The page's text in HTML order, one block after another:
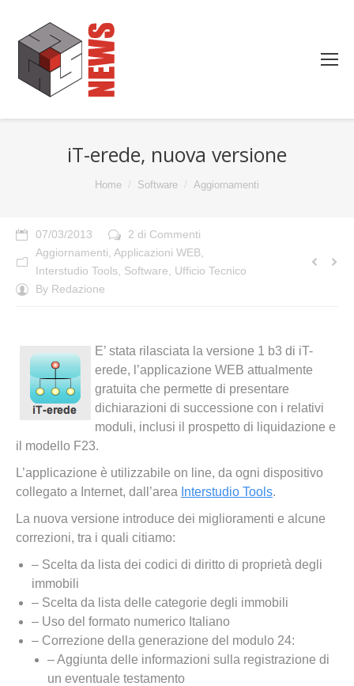
iT-erede, nuova versione
Home Software Aggiornamenti
07/03/2013
2 di Commenti
Aggiornamenti Applicazioni WEB
Interstudio Tools
Software
Ufficio Tecnico
By Redazione
E’ stata rilasciata la versione 1 b3 di iT-
erede, l’applicazione WEB attualmente
gratuita che permette di presentare
dichiarazioni di successione con i relativi
moduli, inclusi il prospetto di liquidazione e
il modello F23.
L’applicazione è utilizzabile on line, da ogni dispositivo
collegato a Internet, dall’area Interstudio Tools.
La nuova versione introduce dei miglioramenti e alcune
correzioni, tra i quali citiamo:
– Scelta da lista dei codici di diritto di proprietà degli
immobili
– Scelta da lista delle categorie degli immobili
– Uso del formato numerico Italiano
– Correzione della generazione del modulo 24:
– Aggiunta delle informazioni sulla registrazione di
un eventuale testamento